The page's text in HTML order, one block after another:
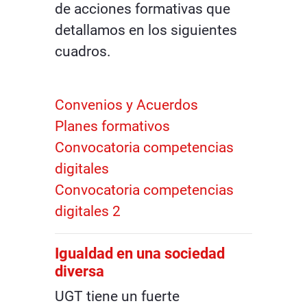
de acciones formativas que
detallamos en los siguientes
cuadros.
Convenios y Acuerdos
Planes formativos
Convocatoria competencias
digitales
Convocatoria competencias
digitales 2
Igualdad en una sociedad
diversa
UGT tiene un fuerte